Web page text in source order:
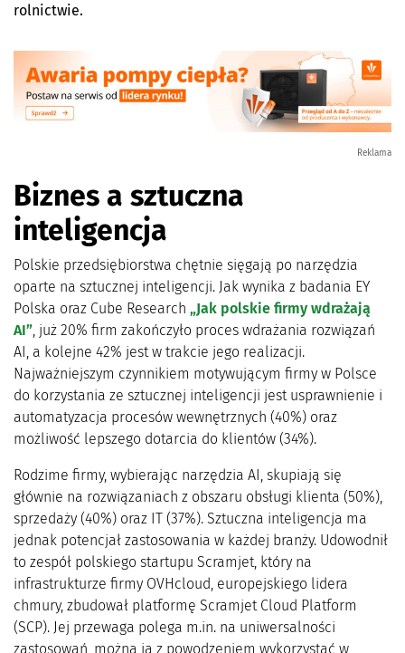
rolnictwie.
Reklama
Biznes a sztuczna
inteligencja
Polskie przedsiębiorstwa chętnie sięgają po narzędzia
oparte na sztucznej inteligencji. Jak wynika z badania EY
Polska oraz Cube Research „Jak polskie firmy wdrażają
AI”, już 20% firm zakończyło proces wdrażania rozwiązań
AI, a kolejne 42% jest w trakcie jego realizacji.
Najważniejszym czynnikiem motywującym firmy w Polsce
do korzystania ze sztucznej inteligencji jest usprawnienie i
automatyzacja procesów wewnętrznych (40%) oraz
możliwość lepszego dotarcia do klientów (34%).
Rodzime firmy, wybierając narzędzia AI, skupiają się
głównie na rozwiązaniach z obszaru obsługi klienta (50%),
sprzedaży (40%) oraz IT (37%). Sztuczna inteligencja ma
jednak potencjał zastosowania w każdej branży. Udowodnił
to zespół polskiego startupu Scramjet, który na
infrastrukturze firmy OVHcloud, europejskiego lidera
chmury, zbudował platformę Scramjet Cloud Platform
(SCP). Jej przewaga polega m.in. na uniwersalności
zastosowań, można ją z powodzeniem wykorzystać w